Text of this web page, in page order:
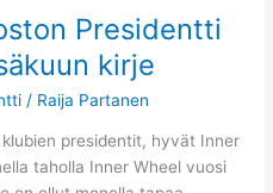
Presidentti
kirje
/ Raija Partanen
presidentit, hyvät Inner
taholla Inner Wheel vuosi